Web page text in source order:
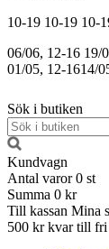
10-19 10-19 10-
06/06, 12-16 19/
01/05, 12-1614/
Sök i butiken
Kundvagn
Antal varor 0 st
Summa 0 kr
Till kassan Mina
500 kr kvar till fri